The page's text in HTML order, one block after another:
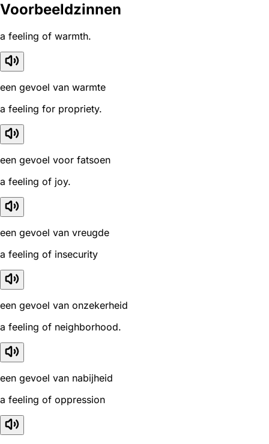
Voorbeeldzinnen
a feeling of warmth.
een gevoel van warmte
a feeling for propriety.
een gevoel voor fatsoen
a feeling of joy.
een gevoel van vreugde
a feeling of insecurity
een gevoel van onzekerheid
a feeling of neighborhood.
een gevoel van nabijheid
a feeling of oppression